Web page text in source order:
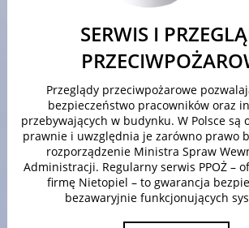
SERWIS I
Przeglądy przeciwpożarowe
bezpieczeństwo pracowników oraz
przebywających w budynku. W Polsce są
prawnie i uwzględnia je zarówno prawo
rozporządzenie Ministra Spraw
Administracji. Regularny serwis PPOŻ –
firmę Nietopiel – to gwarancja
bezawaryjnie funkcjonujących